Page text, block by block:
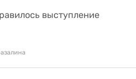
выступление